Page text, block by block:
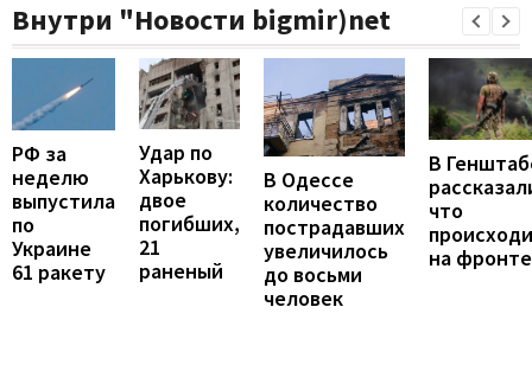
Внутри "Новости bigmir)net
РФ за
неделю
выпустила
по
Украине
61 ракету
Удар по
Харькову:
двое
погибших,
21
раненый
В Одессе
количество
пострадавших
увеличилось
до восьми
человек
В
что
на фронте